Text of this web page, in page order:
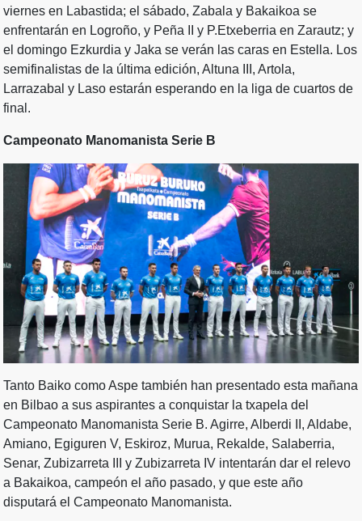
viernes en Labastida; el sábado, Zabala y Bakaikoa se
enfrentarán en Logroño, y Peña II y P.Etxeberria en Zarautz; y
el domingo Ezkurdia y Jaka se verán las caras en Estella. Los
semifinalistas de la última edición, Altuna III, Artola,
Larrazabal y Laso estarán esperando en la liga de cuartos de
final.
Campeonato Manomanista Serie B
Tanto Baiko como Aspe también han presentado esta mañana
en Bilbao a sus aspirantes a conquistar la txapela del
Campeonato Manomanista Serie B. Agirre, Alberdi II, Aldabe,
Amiano, Egiguren V, Eskiroz, Murua, Rekalde, Salaberria,
Senar, Zubizarreta III y Zubizarreta IV intentarán dar el relevo
a Bakaikoa, campeón el año pasado, y que este año
disputará el Campeonato Manomanista.